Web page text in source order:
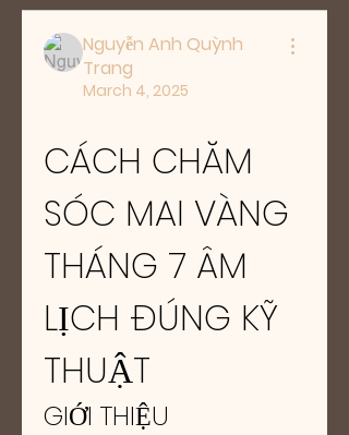
Nguyễn Anh Quỳnh
Trang
March 4, 2025
CÁCH CHĂM
SÓC MAI VÀNG
THÁNG 7 ÂM
LỊCH ĐÚNG KỸ
THUẬT
GIỚI THIỆU